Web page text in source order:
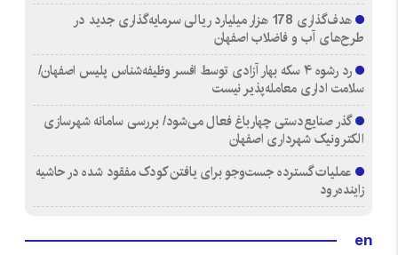
هدف‌گذاری 178 هزار میلیارد ریالی سرمایه‌گذاری جدید در
طرح‌های آب و فاضلاب اصفهان
رد رشوه ۴ سکه بهار آزادی توسط افسر وظیفه‌شناس پلیس اصفهان/
سلامت اداری معامله‌پذیر نیست
گذر صنایع‌دستی چهارباغ فعال می‌شود/ بررسی سامانه شهرسازی
الکترونیک شهرداری اصفهان
عملیات گسترده جست‌وجو برای یافتن کودک مفقود شده در حاشیه
زاینده‌رود
en